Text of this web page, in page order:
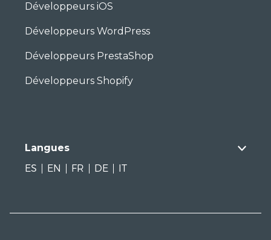
Développeurs iOS
Développeurs WordPress
Développeurs PrestaShop
Développeurs Shopify
Langues
ES
EN FR DE IT